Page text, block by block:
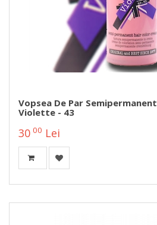
Vopsea De Par
Violette - 43
30 00 Lei